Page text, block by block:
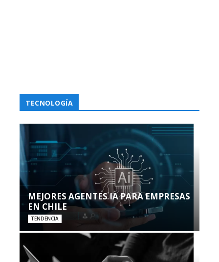
TECNOLOGÍA
MEJORES AGENTES IA PARA EMPRESAS
EN CHILE
TENDENCIA